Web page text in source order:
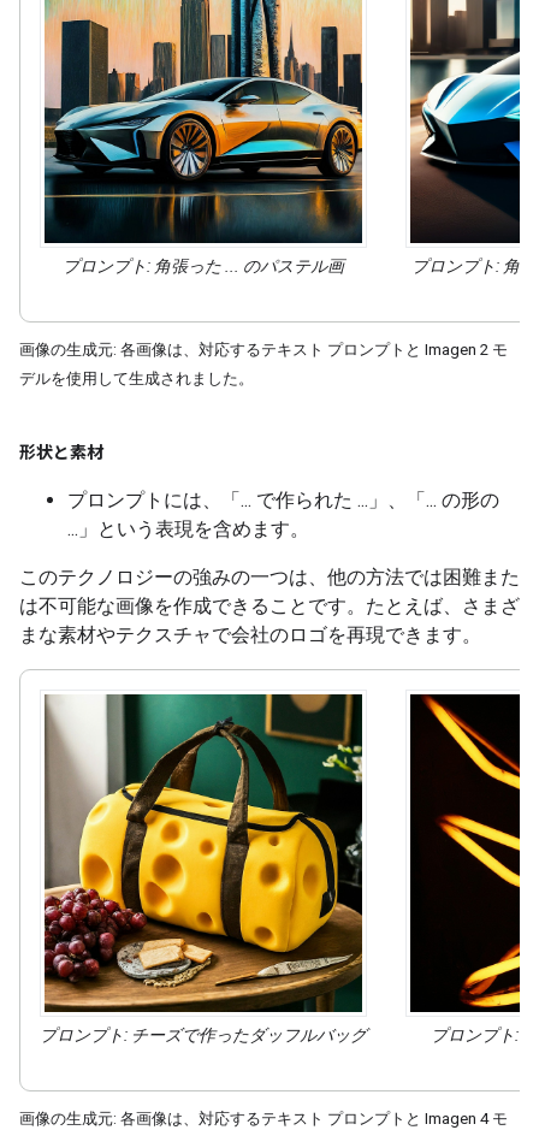
プロンプト: 角張った ... のパステル画 プロンプト: 角
画像の生成元: 各画像は、対応するテキスト プロンプトと Imagen 2 モ
デルを使用して生成されました。
形状と素材
プロンプトには、「... で作られた ...」 、「... の形の
...」 という表現を含めます。
このテクノロジーの強みの一つは、他の方法では困難また
は不可能な画像を作成できることです。たとえば、さまざ
まな素材やテクスチャで会社のロゴを再現できます。
プロンプト: チーズで作ったダッフルバッグ プロンプト:
画像の生成元: 各画像は、対応するテキスト プロンプトと Imagen 4 モ